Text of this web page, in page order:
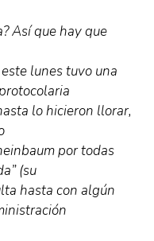
Así que hay que
lunes tuvo una
lo hicieron llorar,
por todas
(su
hasta con algún